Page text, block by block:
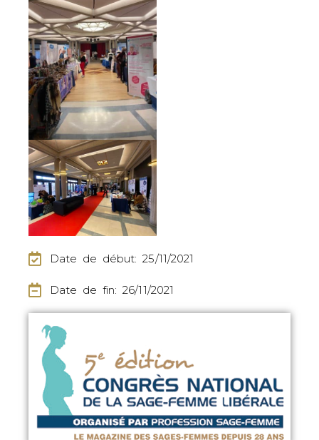
Date de début: 25/11/2021
Date de fin: 26/11/2021